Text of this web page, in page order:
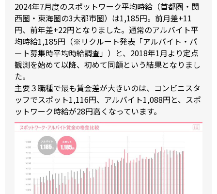
2024年7月度のスポットワーク平均時給（首都圏・関
西圏・東海圏の3大都市圏）は1,185円。前月差+11
円、前年差+22円となりました。通常のアルバイト平
均時給1,185円（※リクルート発表「アルバイト・パ
ート募集時平均時給調査」）と、2018年1月より定点
観測を始めて以降、初めて同額という結果となりまし
た。
主要３職種で最も賃金差が大きいのは、コンビニスタ
ッフでスポット1,116円、アルバイト1,088円と、スポ
ットワーク時給が28円高くなっています。